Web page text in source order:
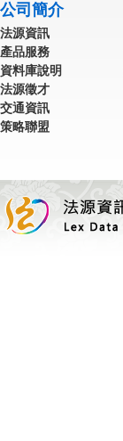
公司簡介
法源資訊
產品服務
資料庫說明
法源徵才
交通資訊
策略聯盟